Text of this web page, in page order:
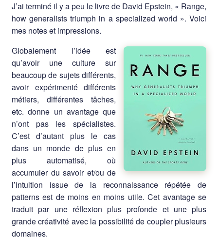
J’ai terminé il y a peu le livre de David Epstein, « Range,
how generalists triumph in a specialized world ». Voici
mes notes et impressions.
Globalement l’idée est
qu’avoir une culture sur
beaucoup de sujets différents,
avoir expérimenté différents
métiers, différentes tâches,
etc. donne un avantage que
n’ont pas les spécialistes.
C’est d’autant plus le cas
dans un monde de plus en
plus automatisé, où
accumuler du savoir et/ou de
l’intuition issue de la reconnaissance répétée de
patterns est de moins en moins utile. Cet avantage se
traduit par une réflexion plus profonde et une plus
grande créativité avec la possibilité de coupler plusieurs
domaines.